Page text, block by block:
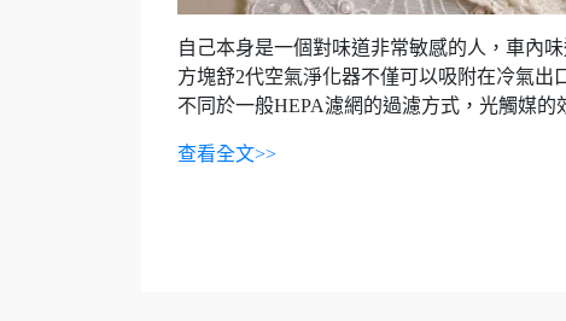
自己本身是一個對味道非常敏感的人，車內
方塊舒2代空氣淨化器不僅可以吸附在冷氣出
不同於一般HEPA濾網的過濾方式，光觸媒的
查看全文>>